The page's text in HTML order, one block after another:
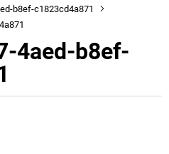
b8ef-c1823cd4a871
4aed-b8ef-